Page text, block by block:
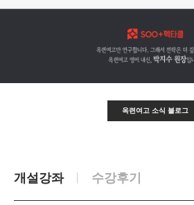
옥련여고 소식 블로그
개설강좌 수강후기